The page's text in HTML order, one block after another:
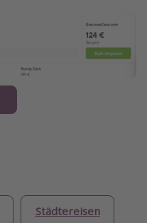
Städtereisen